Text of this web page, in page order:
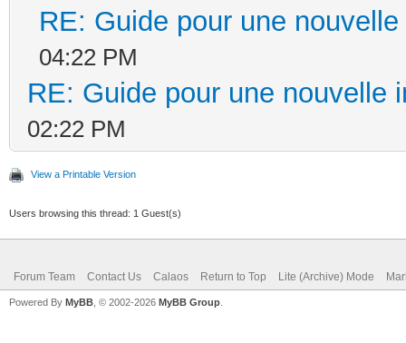
RE: Guide pour une
04:22 PM
RE: Guide pour une nouvelle
02:22 PM
View a Printable Version
Users browsing this thread: 1 Guest(s)
Forum Team Contact Us Calaos Return to Top Lite (Archive) Mode
Powered By MyBB , © 2002-2026 MyBB Group